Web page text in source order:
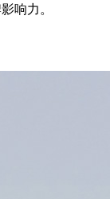
响力。